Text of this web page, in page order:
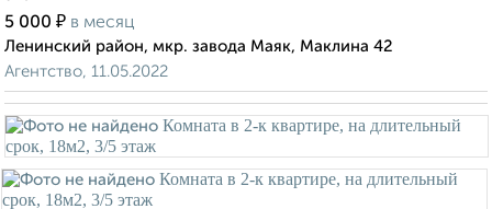
5 000 ₽ в месяц
Ленинский район, мкр. завода Маяк, Маклина 42
Агентство, 11.05.2022